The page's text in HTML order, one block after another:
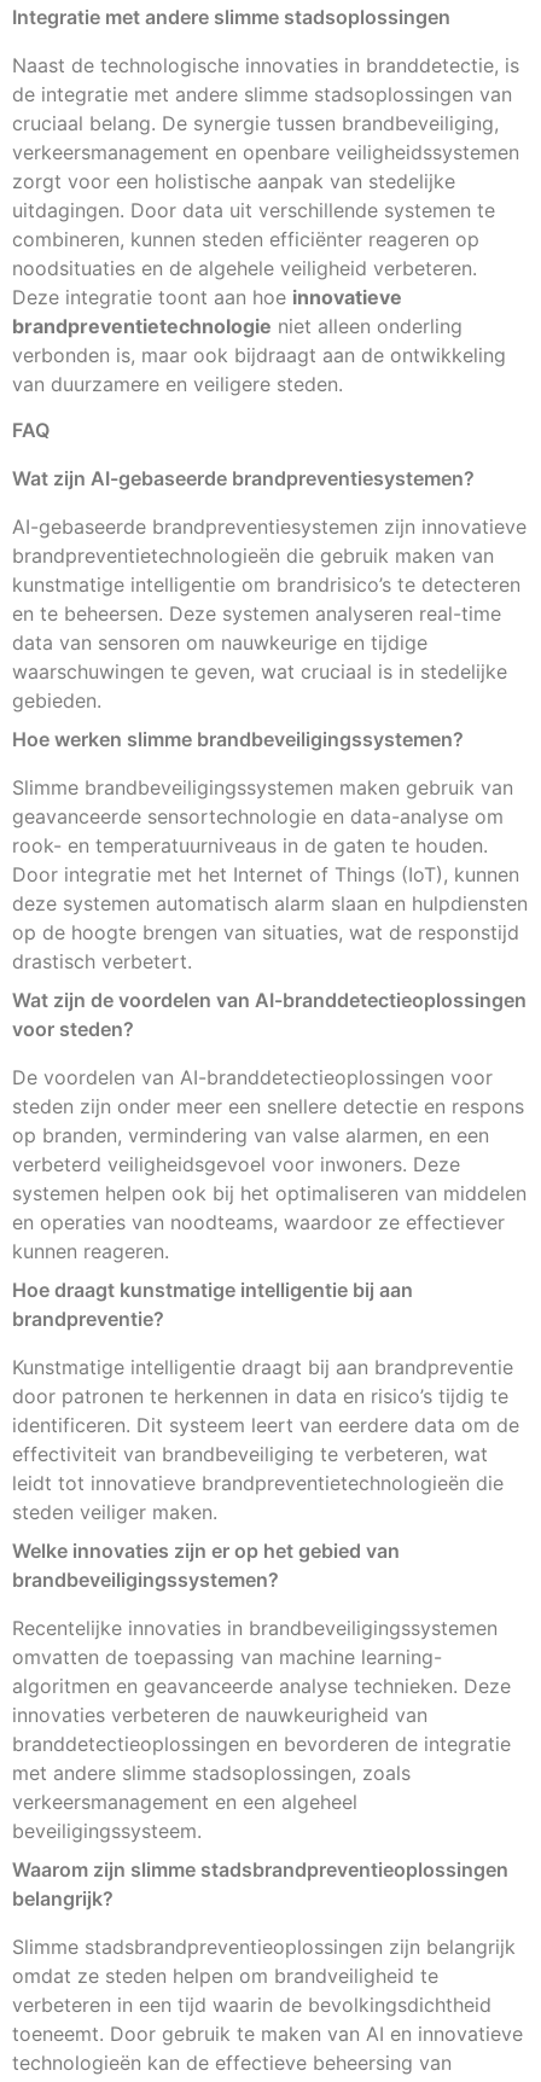
Integratie met andere slimme stadsoplossingen
Naast de technologische innovaties in branddetectie, is
de integratie met andere slimme stadsoplossingen van
cruciaal belang. De synergie tussen brandbeveiliging,
verkeersmanagement en openbare veiligheidssystemen
zorgt voor een holistische aanpak van stedelijke
uitdagingen. Door data uit verschillende systemen te
combineren, kunnen steden efficiënter reageren op
noodsituaties en de algehele veiligheid verbeteren.
Deze integratie toont aan hoe innovatieve
brandpreventietechnologie niet alleen onderling
verbonden is, maar ook bijdraagt aan de ontwikkeling
van duurzamere en veiligere steden.
FAQ
Wat zijn AI-gebaseerde brandpreventiesystemen?
AI-gebaseerde brandpreventiesystemen zijn innovatieve
brandpreventietechnologieën die gebruik maken van
kunstmatige intelligentie om brandrisico’s te detecteren
en te beheersen. Deze systemen analyseren real-time
data van sensoren om nauwkeurige en tijdige
waarschuwingen te geven, wat cruciaal is in stedelijke
gebieden.
Hoe werken slimme brandbeveiligingssystemen?
Slimme brandbeveiligingssystemen maken gebruik van
geavanceerde sensortechnologie en data-analyse om
rook- en temperatuurniveaus in de gaten te houden.
Door integratie met het Internet of Things (IoT), kunnen
deze systemen automatisch alarm slaan en hulpdiensten
op de hoogte brengen van situaties, wat de responstijd
drastisch verbetert.
Wat zijn de voordelen van AI-branddetectieoplossingen
voor steden?
De voordelen van AI-branddetectieoplossingen voor
steden zijn onder meer een snellere detectie en respons
op branden, vermindering van valse alarmen, en een
verbeterd veiligheidsgevoel voor inwoners. Deze
systemen helpen ook bij het optimaliseren van middelen
en operaties van noodteams, waardoor ze effectiever
kunnen reageren.
Hoe draagt kunstmatige intelligentie bij aan
brandpreventie?
Kunstmatige intelligentie draagt bij aan brandpreventie
door patronen te herkennen in data en risico’s tijdig te
identificeren. Dit systeem leert van eerdere data om de
effectiviteit van brandbeveiliging te verbeteren, wat
leidt tot innovatieve brandpreventietechnologieën die
steden veiliger maken.
Welke innovaties zijn er op het gebied van
brandbeveiligingssystemen?
Recentelijke innovaties in brandbeveiligingssystemen
omvatten de toepassing van machine learning-
algoritmen en geavanceerde analyse technieken. Deze
innovaties verbeteren de nauwkeurigheid van
branddetectieoplossingen en bevorderen de integratie
met andere slimme stadsoplossingen, zoals
verkeersmanagement en een algeheel
beveiligingssysteem.
Waarom zijn slimme stadsbrandpreventieoplossingen
belangrijk?
Slimme stadsbrandpreventieoplossingen zijn belangrijk
omdat ze steden helpen om brandveiligheid te
verbeteren in een tijd waarin de bevolkingsdichtheid
toeneemt. Door gebruik te maken van AI en innovatieve
technologieën kan de effectieve beheersing van